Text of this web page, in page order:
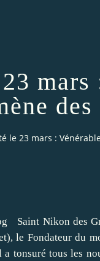
le 23 mars :
Saint Nikon des
), le Fondateur du
a tonsuré tous les